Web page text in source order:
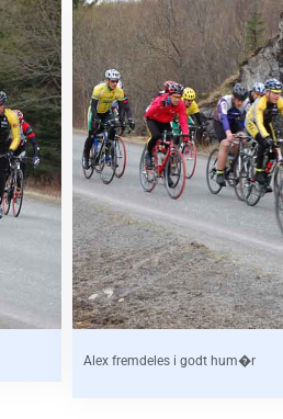
Alex fremdeles i godt hum�r